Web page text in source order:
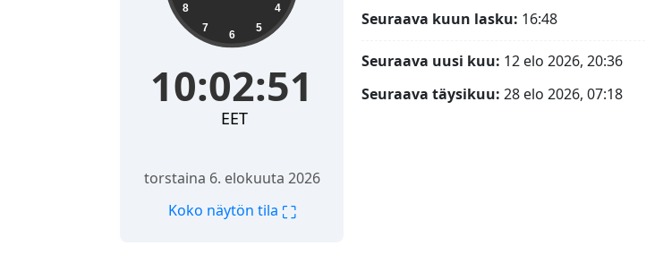
4
5
6
7
8
10:02:52
EET
torstaina 6. elokuuta 2026
Koko näytön tila ⛶
Seuraava kuun lasku: 16:48
Seuraava uusi kuu: 12 elo 2026, 20:36
Seuraava täysikuu: 28 elo 2026, 07:18